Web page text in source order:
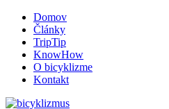
Domov
Články
TripTip
KnowHow
O bicyklizme
Kontakt